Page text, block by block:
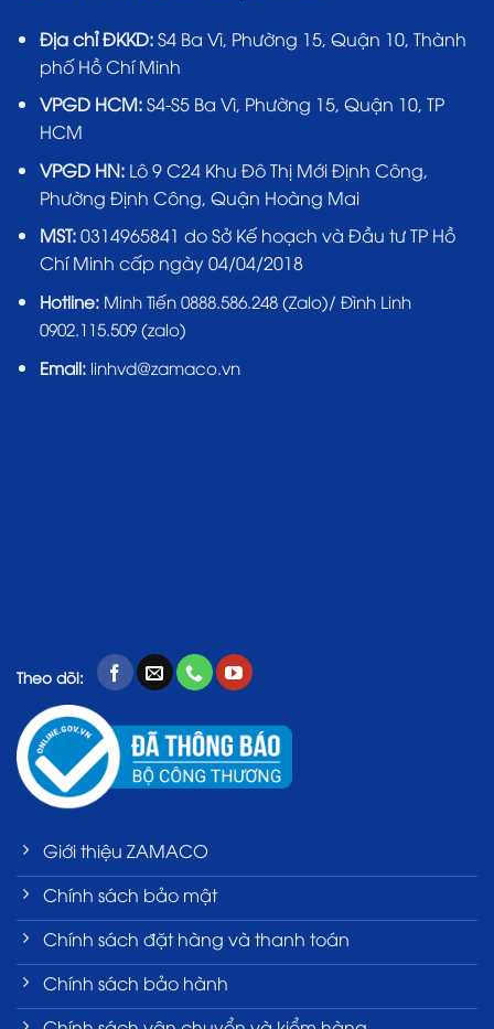
Địa chỉ ĐKKD:S4 Ba Vì, Phường 15, Quận 10, Thành
phố Hồ Chí Minh
VPGD HCM:S4-S5 Ba Vì, Phường 15, Quận 10, TP
HCM
VPGD HN:Lô 9 C24 Khu Đô Thị Mới Định Công,
Phường Định Công, Quận Hoàng Mai
MST:0314965841 do Sở Kế hoạch và Đầu tư TP Hồ
Chí Minh cấp ngày 04/04/2018
Hotline: Minh Tiến 0888.586.248 (Zalo)/ Đình Linh
0902.115.509 (zalo)
Email:linhvd@zamaco.vn
Theo dõi:
Giới thiệu ZAMACO
Chính sách bảo mật
Chính sách đặt hàng và thanh toán
Chính sách bảo hành